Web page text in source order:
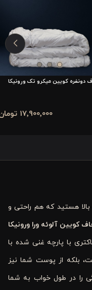
دونفره کویین میکرو تک ورونیکا
17٬900٬000 تومان
بالا هستید که هم راحتی و
کویین آلوئه ورا ورونیکا
با پارچه غنی شده با
بلکه از پوست شما نیز
را در طول خواب به شما